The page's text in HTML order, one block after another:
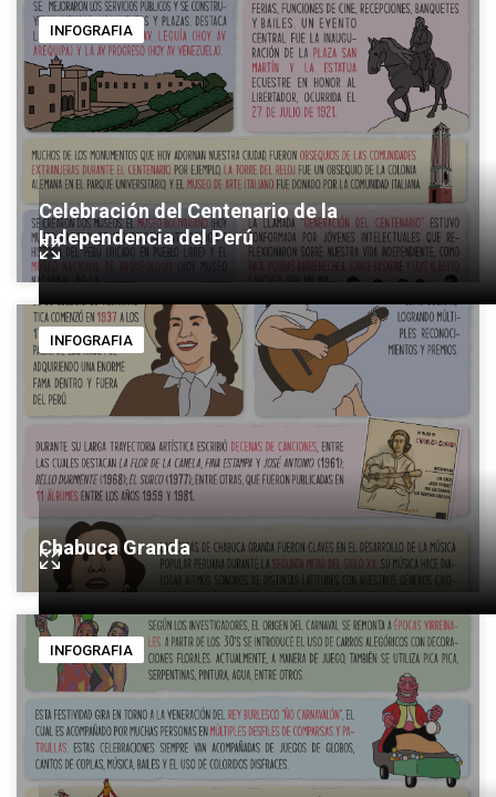
INFOGRAFIA
Celebración del Centenario de la
Independencia del Perú
INFOGRAFIA
Chabuca Granda
INFOGRAFIA